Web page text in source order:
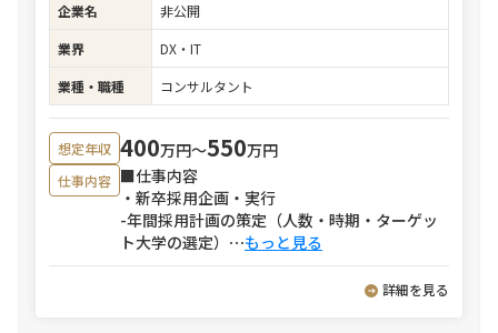
企業名
非公開
業界
DX・IT
業種・職種
コンサルタント
想定年収 400万円〜550万円
仕事内容 ■仕事内容
・新卒採用企画・実行
-年間採用計画の策定（人数・時期・ターゲッ
ト大学の選定） ⋯もっと見る
詳細を見る